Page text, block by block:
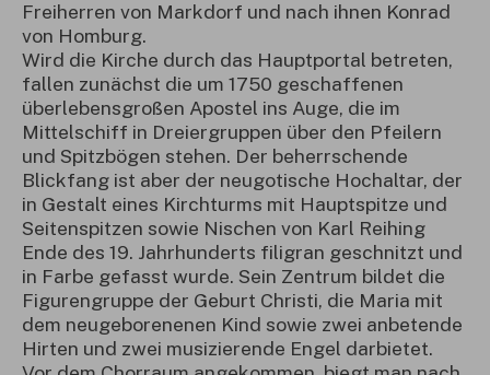
Freiherren von Markdorf und nach ihnen Konrad
von Homburg.
Wird die Kirche durch das Hauptportal betreten,
fallen zunächst die um 1750 geschaffenen
überlebensgroßen Apostel ins Auge, die im
Mittelschiff in Dreiergruppen über den Pfeilern
und Spitzbögen stehen. Der beherrschende
Blickfang ist aber der neugotische Hochaltar, der
in Gestalt eines Kirchturms mit Hauptspitze und
Seitenspitzen sowie Nischen von Karl Reihing
Ende des 19. Jahrhunderts filigran geschnitzt und
in Farbe gefasst wurde. Sein Zentrum bildet die
Figurengruppe der Geburt Christi, die Maria mit
dem neugeborenenen Kind sowie zwei anbetende
Hirten und zwei musizierende Engel darbietet.